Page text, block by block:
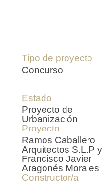
Tipo de proyecto
Concurso
Estado
Proyecto de
Urbanización
Proyecto
Ramos Caballero
Arquitectos S.L.P y
Francisco Javier
Aragonés Morales
Constructor/a